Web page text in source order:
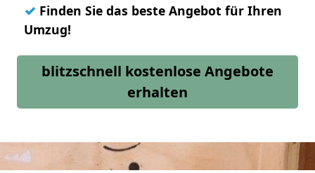
✓ Finden Sie das beste Angebot für Ihren
Umzug!
blitzschnell kostenlose Angebote
erhalten